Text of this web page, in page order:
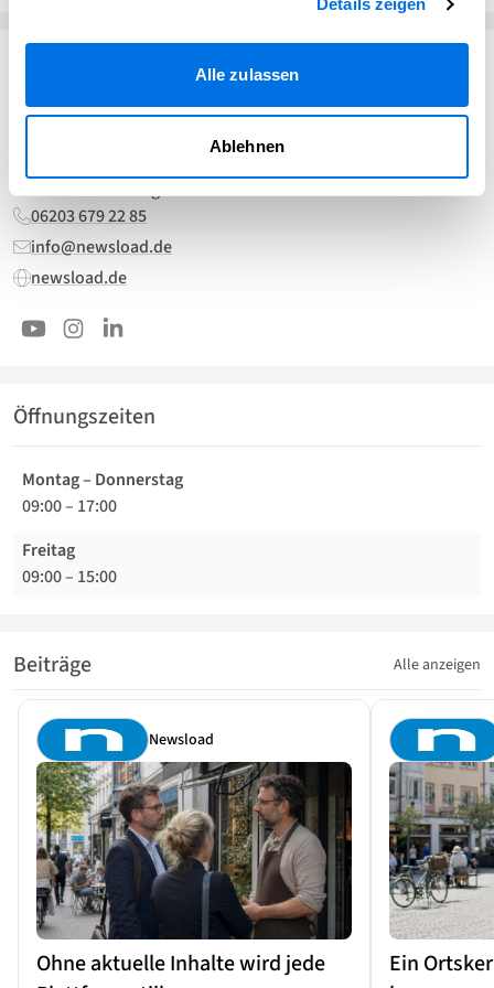
Details zeigen
Alle zulassen
Ablehnen
06203 679 22 85
info@newsload.de
newsload.de
Öffnungszeiten
Montag – Donnerstag
09:00– 17:00
Freitag
09:00– 15:00
Beiträge Alle anzeigen
Newsload
Ohne aktuelle Inhalte wird jede
Ein